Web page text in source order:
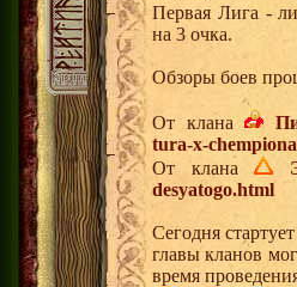
Первая Лига -
на 3 очка.
Обзоры боев
От клана
tura-x-
От клана
desyatogo.html
Сегодня
главы кланов
время